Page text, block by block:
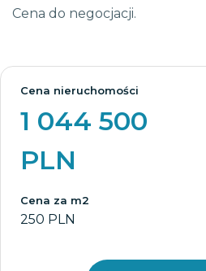
Cena do negocjacji.
Cena nieruchomości
1 044 500
PLN
Cena za m2
250 PLN